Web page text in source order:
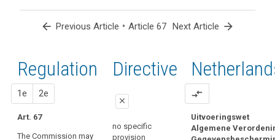
67 article
67
Protection
Board
implementing
article 67
order
to
conditions
for
the
implementation
of
of the
Directive
article
67
arrow_back Previous Article • Article 67 Next Article arrow_forward
Regulation
1e 2e
Art. 67
The Commission may
1st
proposal
2nd
proposal
Directive
close
no specific
provision
compare_arrows
Uitvoeringswet
Algemene
search